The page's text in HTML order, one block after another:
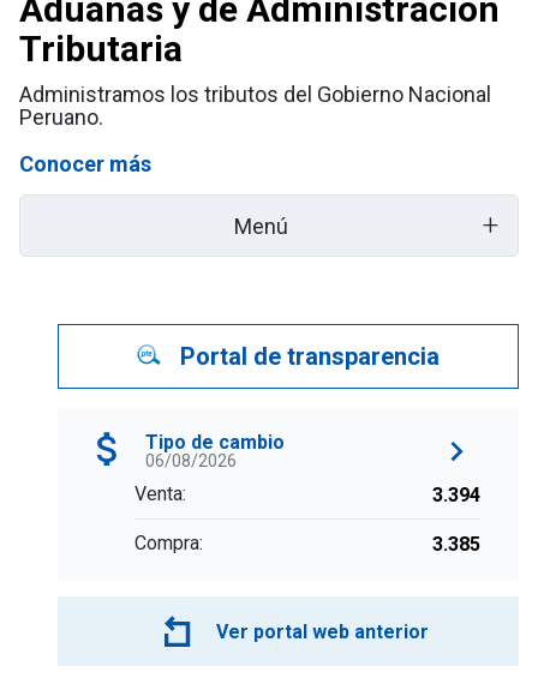
Aduanas y de Administración
Tributaria
Administramos los tributos del Gobierno Nacional
Peruano.
Conocer más
Menú +
Portal de transparencia
Tipo de cambio
06/08/2026
Venta: 3.394
Compra: 3.385
Ver portal web anterior